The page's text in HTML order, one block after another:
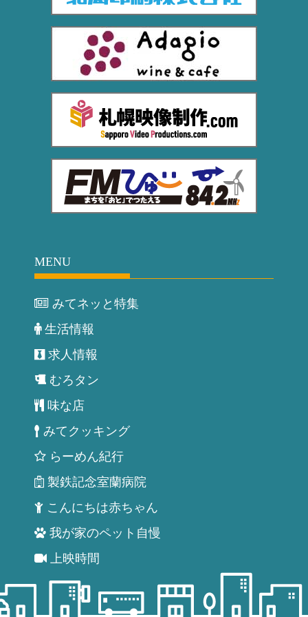
MENU
みてネッと特集
生活情報
求人情報
むろタン
味な店
みてクッキング
らーめん紀行
製鉄記念室蘭病院
こんにちは赤ちゃん
我が家のペット自慢
上映時間